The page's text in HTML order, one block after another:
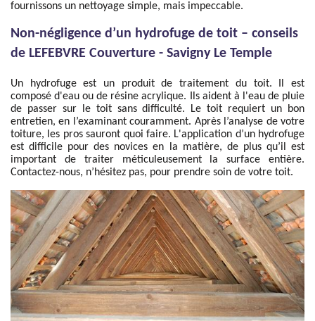
fournissons un nettoyage simple, mais impeccable.
Non-négligence d’un hydrofuge de toit – conseils
de LEFEBVRE Couverture - Savigny Le Temple
Un hydrofuge est un produit de traitement du toit. Il est
composé d'eau ou de résine acrylique. Ils aident à l'eau de pluie
de passer sur le toit sans difficulté. Le toit requiert un bon
entretien, en l’examinant couramment. Après l’analyse de votre
toiture, les pros sauront quoi faire. L'application d’un hydrofuge
est difficile pour des novices en la matière, de plus qu’il est
important de traiter méticuleusement la surface entière.
Contactez-nous, n’hésitez pas, pour prendre soin de votre toit.